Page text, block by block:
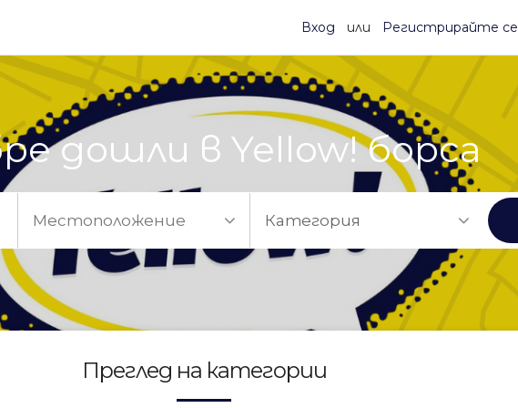
Регистрирайте се
или
Вход
дошли в Yellow! борса
Категория
Преглед на категории